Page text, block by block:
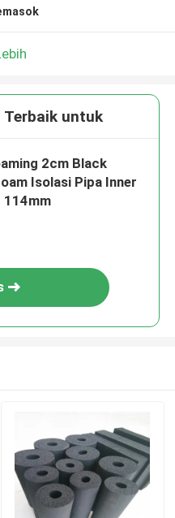
Terbaik untuk
2cm Black
Isolasi Pipa Inner
114mm